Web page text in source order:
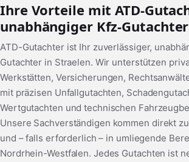
Ihre Vorteile mit ATD-
unabhängiger Kfz-
ATD-Gutachter ist Ihr zuverlässiger,
Gutachter in Straelen. Wir unterstützen
Werkstätten, Versicherungen,
mit präzisen Unfallgutachten,
Wertgutachten und technischen
Unsere Sachverständigen kommen direkt
und – falls erforderlich – in umliegende
Nordrhein-Westfalen. Jedes Gutachten ist